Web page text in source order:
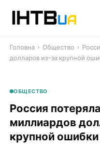
Головна › Общество ›
долларов из-за крупной
ОБЩЕСТВО
Россия
миллиардов
крупной